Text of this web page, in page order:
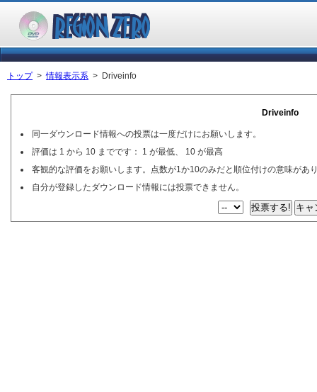
トップ>情報表示系 > Driveinfo
Driveinfo
同一ダウンロード情報への投票は一度だけにお願いします。
評価は 1 から 10 までです： 1 が最低、 10 が最高
客観的な評価をお願いします。点数が1か10のみだと順位付けの意味があ
自分が登録したダウンロード情報には投票できません。